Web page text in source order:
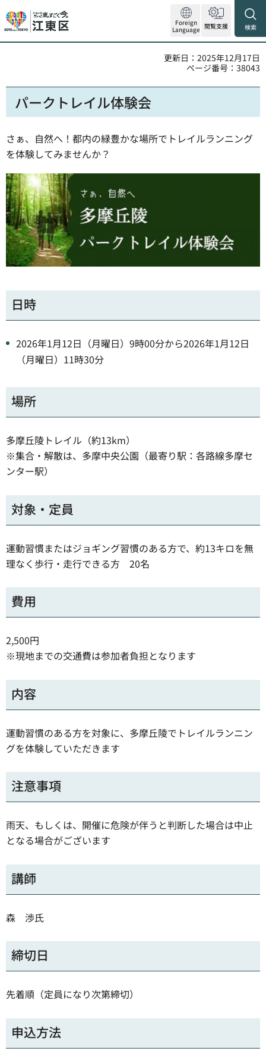
Foreign
Language 閲覧支援 検索
更新日：2025年12月17日
ページ番号：38043
パークトレイル体験会
さぁ、自然へ！都内の緑豊かな場所でトレイルランニング
を体験してみませんか？
日時
2026年1月12日（月曜日）9時00分から2026年1月12日
（月曜日）11時30分
場所
多摩丘陵トレイル（約13km）
※集合・解散は、多摩中央公園（最寄り駅：各路線多摩セ
ンター駅）
対象・定員
運動習慣またはジョギング習慣のある方で、約13キロを無
理なく歩行・走行できる方 20名
費用
2,500円
※現地までの交通費は参加者負担となります
内容
運動習慣のある方を対象に、多摩丘陵でトレイルランニン
グを体験していただきます
注意事項
雨天、もしくは、開催に危険が伴うと判断した場合は中止
となる場合がございます
講師
森 渉氏
締切日
先着順（定員になり次第締切）
申込方法